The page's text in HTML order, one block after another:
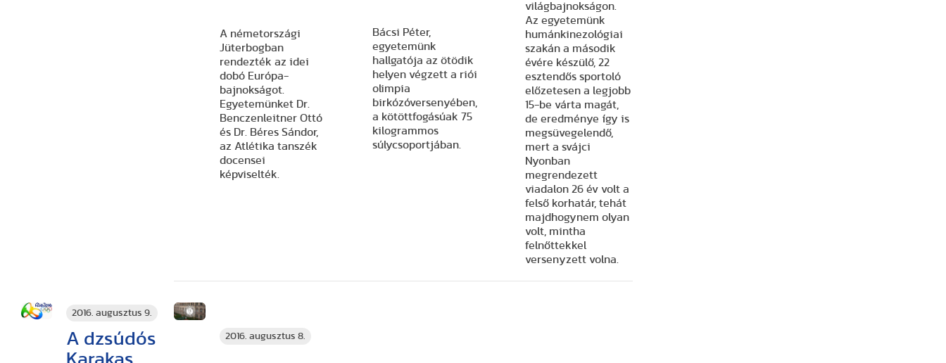
A németországi
Jüterbogban
rendezték az idei
dobó Európa-
bajnokságot.
Egyetemünket Dr.
Benczenleitner Ottó
és Dr. Béres Sándor,
az Atlétika tanszék
docensei
képviselték.
Bácsi Péter,
egyetemünk
hallgatója az ötödik
helyen végzett a riói
olimpia
birkózóversenyében,
a kötöttfogásúak 75
kilogrammos
súlycsoportjában.
világbajnokságon.
Az egyetemünk
humánkinezológiai
szakán a második
évére készülő, 22
esztendős sportoló
előzetesen a legjobb
15-be várta magát,
de eredménye így is
megsüvegelendő,
mert a svájci
Nyonban
megrendezett
viadalon 26 év volt a
felső korhatár, tehát
majdhogynem olyan
volt, mintha
felnőttekkel
versenyzett volna.
2016. augusztus 9.
A dzsúdós
Karakas
2016. augusztus 8.